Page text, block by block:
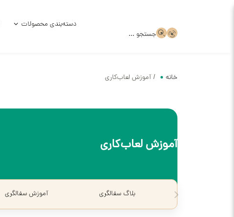
جستجو ...
دسته‌بندی محصولات
خانه /آموزش لعاب‌کاری
آموزش لعاب‌کاری
بلاگ سفالگری آموزش سفالگری